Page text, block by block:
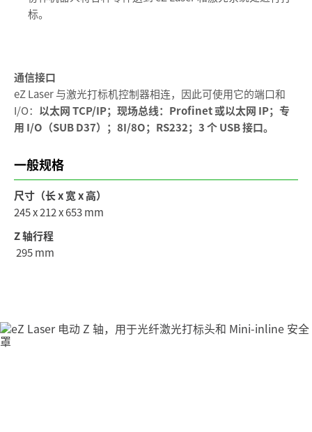
标。
通信接口
eZ Laser 与激光打标机控制器相连，因此可使用它的端口和
I/O： 以太网 TCP/IP；现场总线：Profinet 或以太网 IP；专
用 I/O（SUB D37）；8I/8O；RS232；3 个 USB 接口。
一般规格
尺寸（长 x 宽 x 高）
245 x 212 x 653 mm
Z 轴行程
295 mm